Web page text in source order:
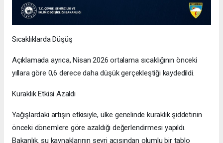
Sıcaklıklarda Düşüş
Açıklamada ayrıca, Nisan 2026 ortalama sıcaklığının önceki
yıllara göre 0,6 derece daha düşük gerçekleştiği kaydedildi.
Kuraklık Etkisi Azaldı
Yağışlardaki artışın etkisiyle, ülke genelinde kuraklık şiddetinin
önceki dönemlere göre azaldığı değerlendirmesi yapıldı.
Bakanlık, su kaynaklarının seyri açısından olumlu bir tablo